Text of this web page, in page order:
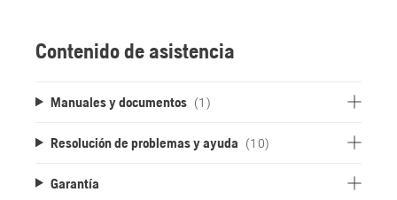
Contenido de asistencia
Manuales y documentos (1)
Resolución de problemas y ayuda (10)
Garantía